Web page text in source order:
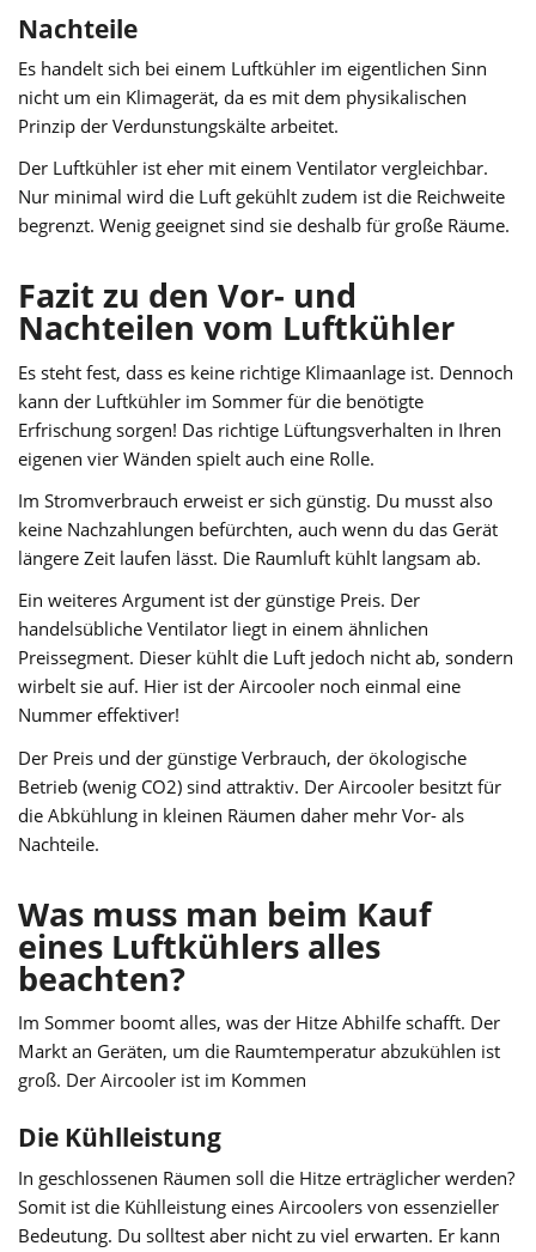
Nachteile
Es handelt sich bei einem Luftkühler im eigentlichen Sinn
nicht um ein Klimagerät, da es mit dem physikalischen
Prinzip der Verdunstungskälte arbeitet.
Der Luftkühler ist eher mit einem Ventilator vergleichbar.
Nur minimal wird die Luft gekühlt zudem ist die Reichweite
begrenzt. Wenig geeignet sind sie deshalb für große Räume.
Fazit zu den Vor- und
Nachteilen vom Luftkühler
Es steht fest, dass es keine richtige Klimaanlage ist. Dennoch
kann der Luftkühler im Sommer für die benötigte
Erfrischung sorgen! Das richtige Lüftungsverhalten in Ihren
eigenen vier Wänden spielt auch eine Rolle.
Im Stromverbrauch erweist er sich günstig. Du musst also
keine Nachzahlungen befürchten, auch wenn du das Gerät
längere Zeit laufen lässt. Die Raumluft kühlt langsam ab.
Ein weiteres Argument ist der günstige Preis. Der
handelsübliche Ventilator liegt in einem ähnlichen
Preissegment. Dieser kühlt die Luft jedoch nicht ab, sondern
wirbelt sie auf. Hier ist der Aircooler noch einmal eine
Nummer effektiver!
Der Preis und der günstige Verbrauch, der ökologische
Betrieb (wenig CO2) sind attraktiv. Der Aircooler besitzt für
die Abkühlung in kleinen Räumen daher mehr Vor- als
Nachteile.
Was muss man beim Kauf
eines Luftkühlers alles
beachten?
Im Sommer boomt alles, was der Hitze Abhilfe schafft. Der
Markt an Geräten, um die Raumtemperatur abzukühlen ist
groß. Der Aircooler ist im Kommen
Die Kühlleistung
In geschlossenen Räumen soll die Hitze erträglicher werden?
Somit ist die Kühlleistung eines Aircoolers von essenzieller
Bedeutung. Du solltest aber nicht zu viel erwarten. Er kann